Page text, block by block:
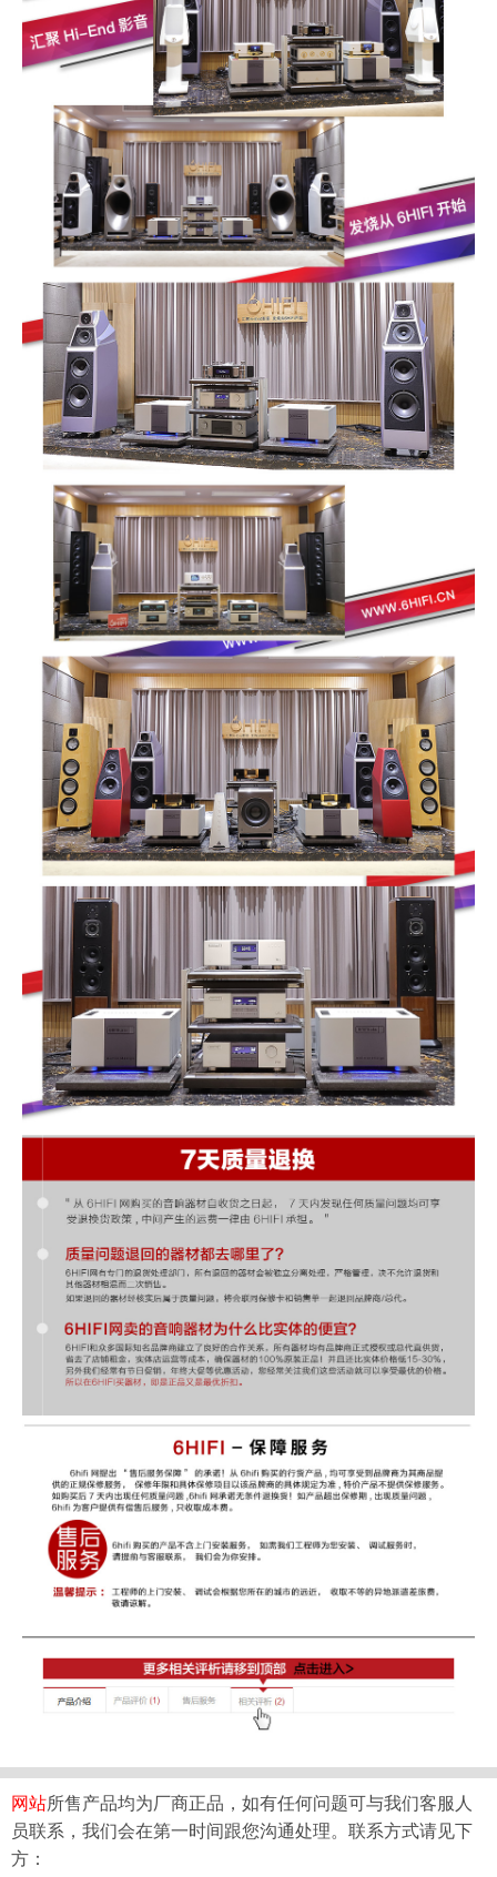
网站所售产品均为厂商正品，如有任何问题可与我们客服人
员联系，我们会在第一时间跟您沟通处理。联系方式请见下
方：